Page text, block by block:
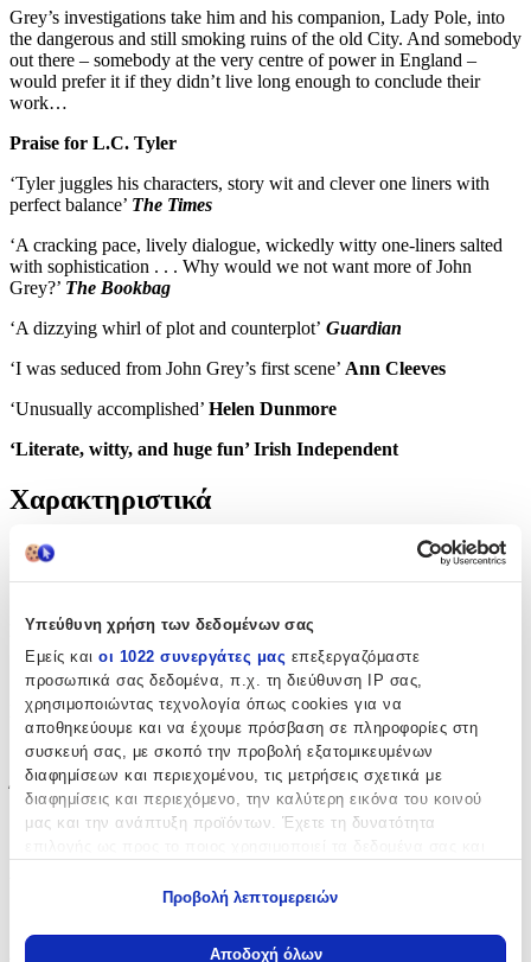
Υπεύθυνη χρήση των δεδομένων σας
Εμείς και οι 1022 συνεργάτες μας επεξεργαζόμαστε
προσωπικά σας δεδομένα, π.χ. τη διεύθυνση IP σας,
χρησιμοποιώντας τεχνολογία όπως cookies για να
αποθηκεύουμε και να έχουμε πρόσβαση σε πληροφορίες στη
συσκευή σας, με σκοπό την προβολή εξατομικευμένων
διαφημίσεων και περιεχομένου, τις μετρήσεις σχετικά με
διαφημίσεις και περιεχόμενο, την καλύτερη εικόνα του κοινού
μας και την ανάπτυξη προϊόντων. Έχετε τη δυνατότητα
Να συλλέξουμε πληροφορίες σχετικά με τη γεωγραφική
Προβολή λεπτομερειών
Αποδοχή όλων
Grey’s investigations take him and his companion, Lady Pole, into
the dangerous and still smoking ruins of the old City. And somebody
out there – somebody at the very centre of power in England –
would prefer it if they didn’t live long enough to conclude their
work…
Praise for L.C. Tyler
‘Tyler juggles his characters, story wit and clever one liners with
perfect balance’ The Times
‘A cracking pace, lively dialogue, wickedly witty one-liners salted
with sophistication . . . Why would we not want more of John
Grey?’ The Bookbag
‘A dizzying whirl of plot and counterplot’ Guardian
‘I was seduced from John Grey’s first scene’ Ann Cleeves
‘Unusually accomplished’ Helen Dunmore
‘Literate, witty, and huge fun’ Irish Independent
Χαρακτηριστικά
Συγγραφέας
Εκδότης:
Constable
Ημερομηνία Έκδοσης:
01/11/2018
Έτος Έκδοσης:
2018